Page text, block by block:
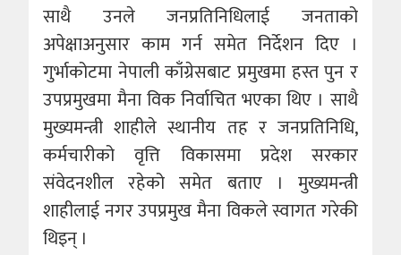
साथै उनले जनप्रतिनिधिलाई जनताको
अपेक्षाअनुसार काम गर्न समेत निर्देशन दिए ।
गुर्भाकोटमा नेपाली काँग्रेसबाट प्रमुखमा हस्त पुन र
उपप्रमुखमा मैना विक निर्वाचित भएका थिए । साथै
मुख्यमन्त्री शाहीले स्थानीय तह र जनप्रतिनिधि,
कर्मचारीको वृत्ति विकासमा प्रदेश सरकार
संवेदनशील रहेको समेत बताए । मुख्यमन्त्री
शाहीलाई नगर उपप्रमुख मैना विकले स्वागत गरेकी
थिइन् ।